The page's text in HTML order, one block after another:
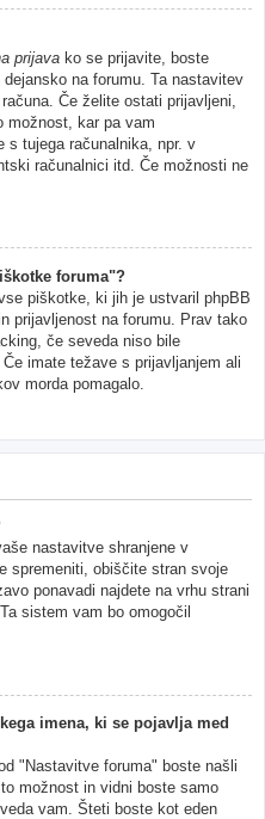
prijava ko se prijavite, boste
na forumu. Ta nastavitev
Če želite ostati prijavljeni,
možnost, kar pa vam
s tujega računalnika, npr. v
računalnici itd. Če možnosti ne
foruma"?
piškotke, ki jih je ustvaril phpBB
prijavljenost na forumu. Prav tako
če seveda niso bile
imate težave s prijavljanjem ali
morda pomagalo.
nastavitve shranjene v
spremeniti, obiščite stran svoje
ponavadi najdete na vrhu strani
sistem vam bo omogočil
imena, ki se pojavlja med
"Nastavitve foruma" boste našli
to možnost in vidni boste samo
vam. Šteti boste kot eden